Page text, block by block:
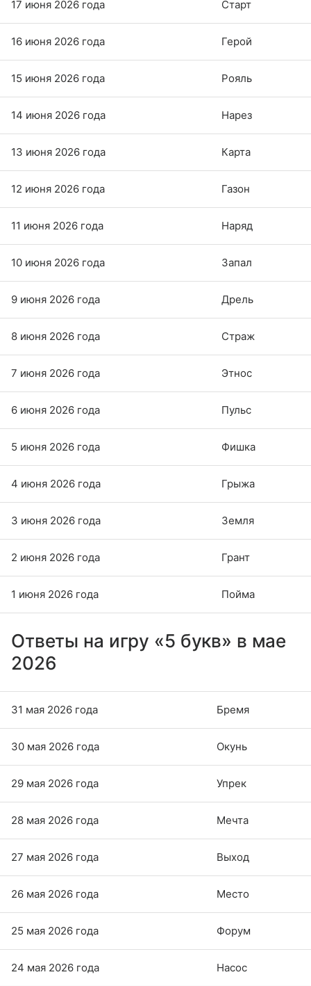
17 июня 2026 года Старт
16 июня 2026 года Герой
15 июня 2026 года Рояль
14 июня 2026 года Нарез
13 июня 2026 года Карта
12 июня 2026 года Газон
11 июня 2026 года Наряд
10 июня 2026 года Запал
9 июня 2026 года Дрель
8 июня 2026 года Страж
7 июня 2026 года Этнос
6 июня 2026 года Пульс
5 июня 2026 года Фишка
4 июня 2026 года Грыжа
3 июня 2026 года Земля
2 июня 2026 года Грант
1 июня 2026 года Пойма
Ответы на игру «5 букв» в мае
2026
31 мая 2026 года Бремя
30 мая 2026 года Окунь
29 мая 2026 года Упрек
28 мая 2026 года Мечта
27 мая 2026 года Выход
26 мая 2026 года Место
25 мая 2026 года Форум
24 мая 2026 года Насос